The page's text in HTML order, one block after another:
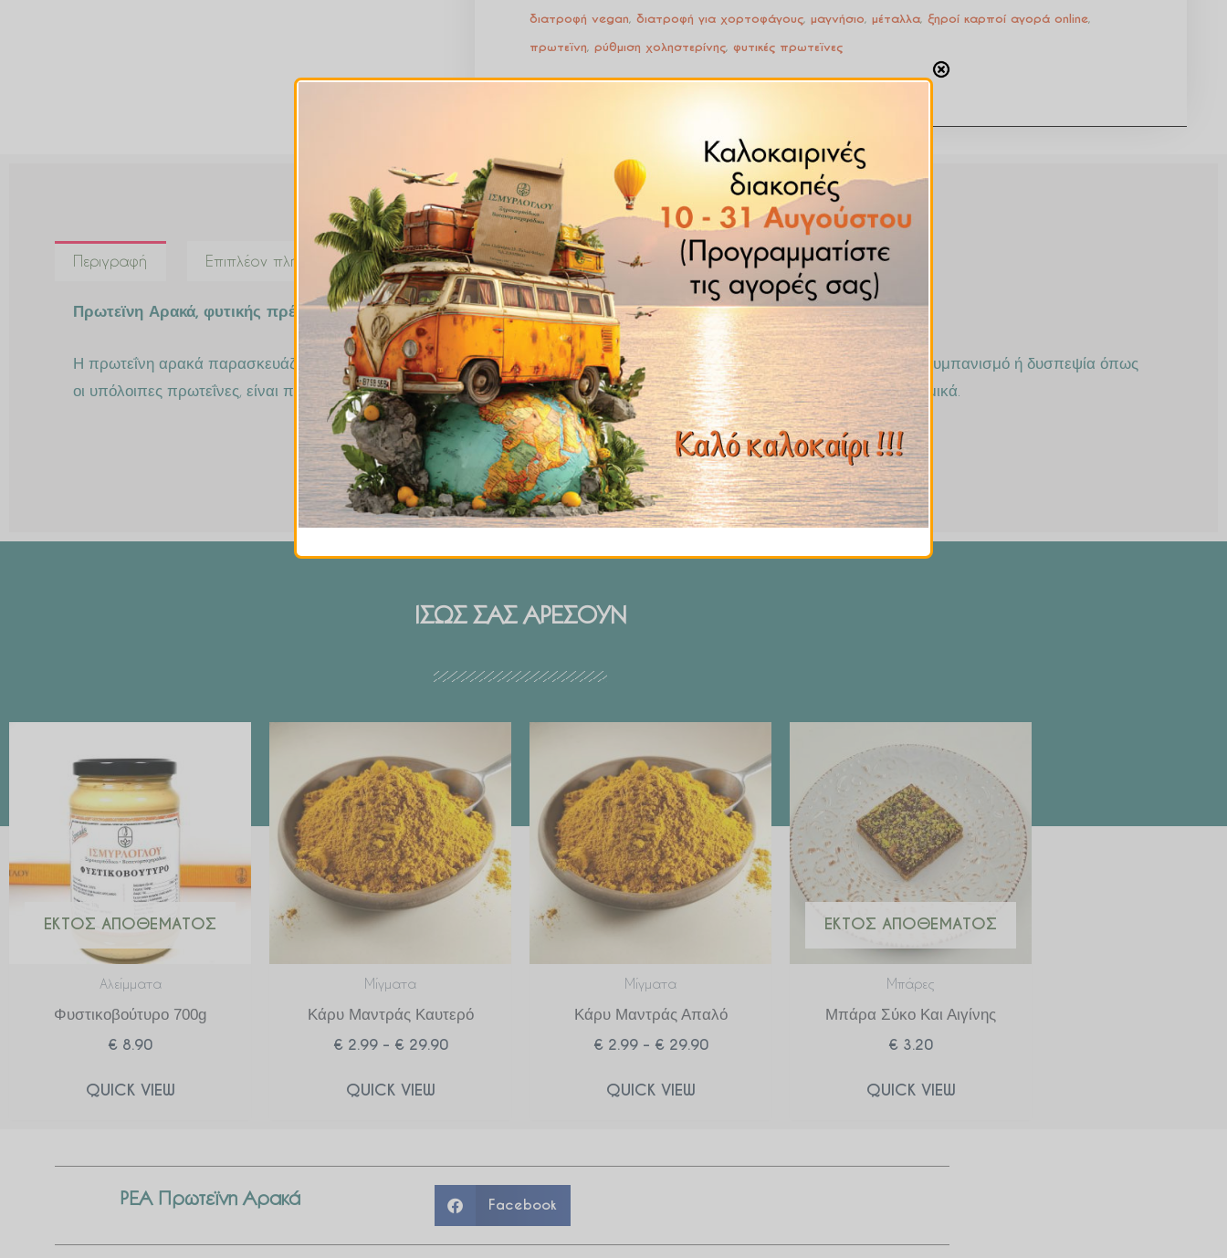
διατροφή vegan, διατροφή για χορτοφάγους, μαγνήσιο, μέταλλα, ξηροί καρποί αγορά online,
πρωτεϊνη, ρύθμιση χοληστερίνης, φυτικές πρωτεϊνες
Περιγραφή Επιπλέον πληροφορίες
Πρωτεϊνη Αρακά, φυτικής πρέλευσης πρωτεϊνη
Η πρωτεΐνη αρακά παρασκευάζεται από το κίτρινο μπιζέλι. Έχει υψηλή περιεκτικότητα σεπρωτεΐνη (85%)
, δεν προκαλεί τυμπανισμό ή δυσπεψία όπως
οι υπόλοιπες πρωτεΐνες, είναι πολύ
χαμηλή σε υδατάνθρακες και λιπαράκαι δεν περιέχει σόγια, γλουτένη και γαλακτοκομικά.
ΙΣΩΣ ΣΑΣ ΑΡΕΣΟΥΝ
ΕΚΤΌΣ ΑΠΟΘΈΜΑΤΟΣ
Αλείμματα
Φυστικοβούτυρο 700g
€ 8.90
QUICK VIEW
Μίγματα
Κάρυ Μαντράς Καυτερό
€2.99 – €29.90
€ 2.99
through
€ 29.90
QUICK VIEW
Μίγματα
Κάρυ Μαντράς Απαλό
€2.99 – €29.90
€ 2.99
through
€ 29.90
QUICK VIEW
ΕΚΤΌΣ ΑΠΟΘΈΜΑΤΟΣ
Μπάρες
Μπάρα Σύκο Και Αιγίνης
€ 3.20
QUICK VIEW
PEA Πρωτεϊνη Αρακά Facebook